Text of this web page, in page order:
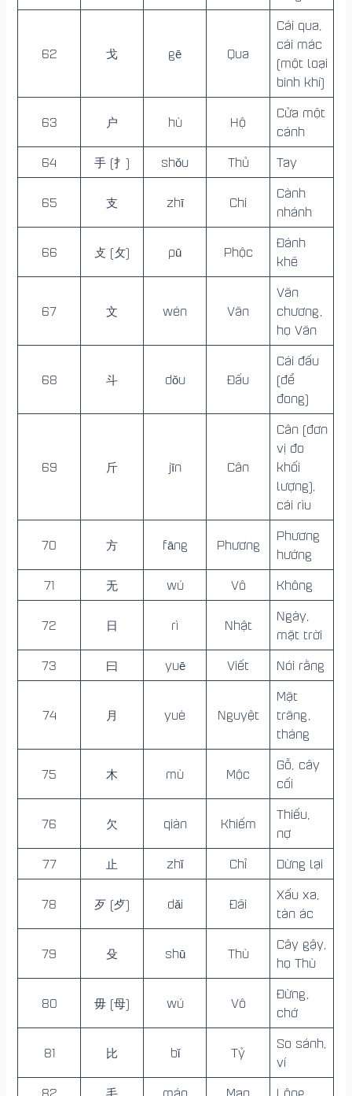
62 戈 gē Qua
Cái qua,
cái mác
(một loại
binh khí)
63 户 hù Hộ
Cửa một
cánh
64
手 (扌) shǒu Thủ Tay
65 支 zhī Chi
Cành
nhánh
66 攴 (攵) pū Phộc
Đánh
khẽ
67 文 wén Văn
Văn
chương,
họ Văn
68 斗 dǒu Đấu
Cái đấu
(để
đong)
69 斤 jīn Cân
Cân (đơn
vị đo
khối
lượng),
cái rìu
70 方 fāng Phương
Phương
hướng
71
无 wú Vô Không
72 日 rì Nhật
Ngày,
mặt trời
73
曰 yuē Viết Nói rằng
74 月 yuè Nguyệt
Mặt
trăng,
tháng
75 木 mù Mộc
Gỗ, cây
cối
76 欠 qiàn Khiếm
Thiếu,
nợ
77
止 zhǐ Chỉ Dừng lại
78 歹 (歺) dǎi Đãi
Xấu xa,
tàn ác
79 殳 shū Thù
Cây gậy,
họ Thù
80 毋 (母) wú Vô
Đừng,
chớ
81 比 bǐ Tỷ
So sánh,
ví
82
毛 máo Mao Lông